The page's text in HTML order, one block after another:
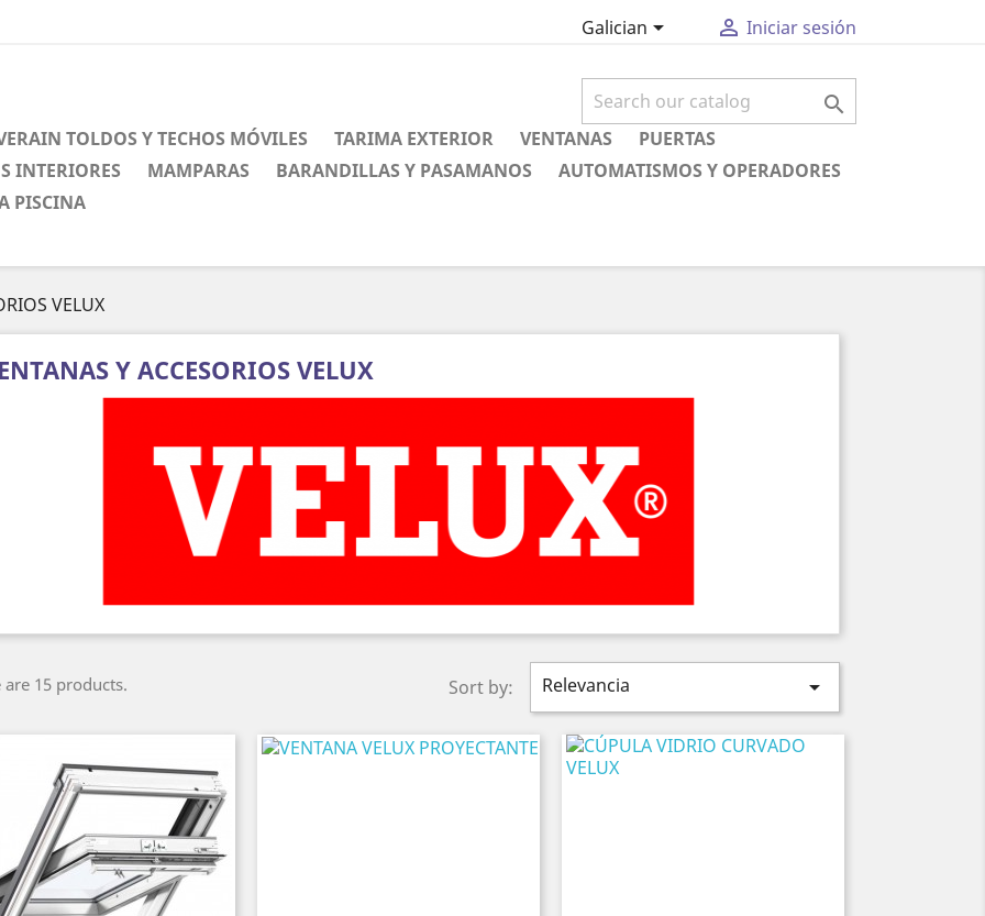
Galician  Iniciar sesión

TOLDOS Y TECHOS MÓVILES TARIMA EXTERIOR VENTANAS
PUERTAS
INTERIORES
MAMPARAS BARANDILLAS Y PASAMANOS
AUTOMATISMOS Y OPERADORES
PISCINA
VELUX
Y ACCESORIOS VELUX
are 15 products. Sort by: Relevancia 